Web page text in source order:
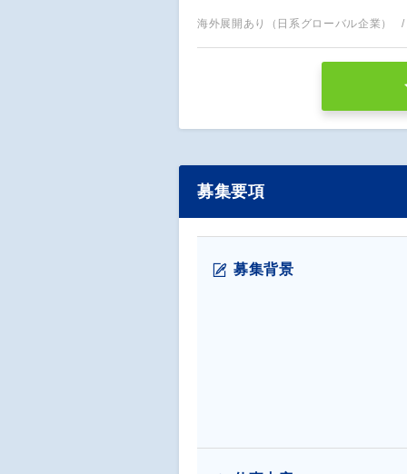
海外展開あり（日系グローバル企業）
募集要項
募集背景